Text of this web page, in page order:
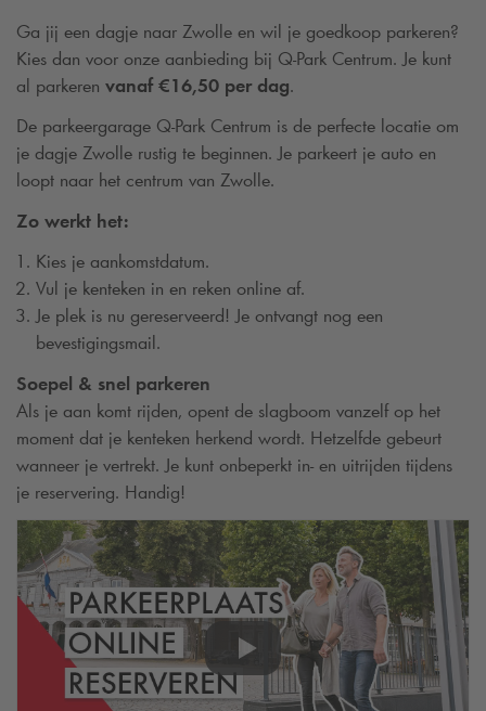
Ga jij een dagje naar Zwolle en wil je goedkoop parkeren?
Kies dan voor onze aanbieding bij Q-Park Centrum. Je kunt
al parkeren vanaf €16,50 per dag.
De parkeergarage Q-Park Centrum is de perfecte locatie om
je dagje Zwolle rustig te beginnen. Je parkeert je auto en
loopt naar het centrum van Zwolle.
Zo werkt het:
Kies je aankomstdatum.
Vul je kenteken in en reken online af.
Je plek is nu gereserveerd! Je ontvangt nog een
bevestigingsmail.
Soepel & snel parkeren
Als je aan komt rijden, opent de slagboom vanzelf op het
moment dat je kenteken herkend wordt. Hetzelfde gebeurt
wanneer je vertrekt. Je kunt onbeperkt in- en uitrijden tijdens
je reservering. Handig!